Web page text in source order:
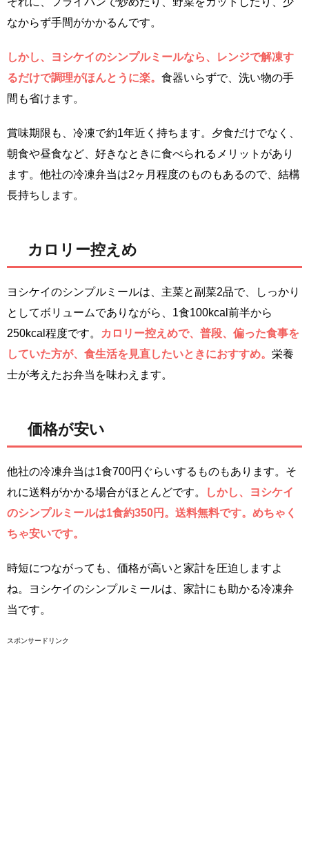
なからず手間がかかるんです。
しかし、ヨシケイのシンプルミールなら、レンジで解凍す
るだけで調理がほんとうに楽。 食器いらずで、洗い物の手
間も省けます。
賞味期限も、冷凍で約1年近く持ちます。夕食だけでなく、
朝食や昼食など、好きなときに食べられるメリットがあり
ます。他社の冷凍弁当は2ヶ月程度のものもあるので、結構
長持ちします。
カロリー控えめ
ヨシケイのシンプルミールは、主菜と副菜2品で、しっかり
としてボリュームでありながら、1食100kcal前半から
250kcal程度です。
カロリー控えめで、普段、偏った食事を
していた方が、食生活を見直したいときにおすすめ。 栄養
士が考えたお弁当を味わえます。
価格が安い
他社の冷凍弁当は1食700円ぐらいするものもあります。そ
れに送料がかかる場合がほとんどです。
しかし、ヨシケイ
のシンプルミールは1食約350円。送料無料です。めちゃく
ちゃ安いです。
時短につながっても、価格が高いと家計を圧迫しますよ
ね。ヨシケイのシンプルミールは、家計にも助かる冷凍弁
当です。
スポンサードリンク